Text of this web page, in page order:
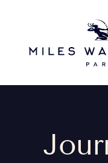
Skip to main content